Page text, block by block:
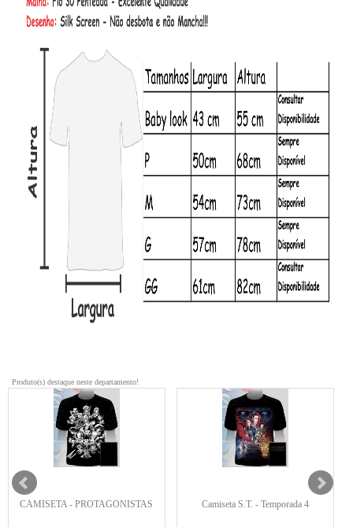
Produto(s) destaque neste departamento!
CAMISETA - PROTAGONISTAS Camiseta S.T. - Temporada 4